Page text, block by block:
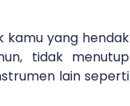
kamu yang hendak
tidak menutup
lain seperti